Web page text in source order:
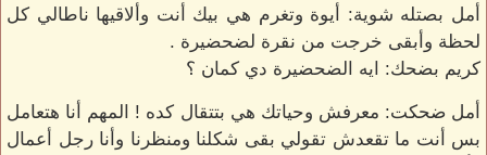
أمل بصتله شوية: أيوة وتغرم هي بيك أنت وألاقيها ناطالي كل
لحظة وأبقى خرجت من نقرة لضحضيرة .
كريم بضحك: ايه الضحضيرة دي كمان ؟
أمل ضحكت: معرفش وحياتك هي بتتقال كده ! المهم أنا هتعامل
بس أنت ما تقعدش تقولي بقى شكلنا ومنظرنا وأنا رجل أعمال